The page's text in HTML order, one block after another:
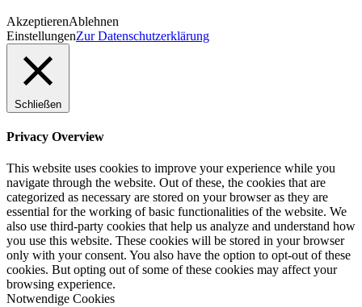
AkzeptierenAblehnen
EinstellungenZur Datenschutzerklärung
Schließen
Privacy Overview
This website uses cookies to improve your experience while you
navigate through the website. Out of these, the cookies that are
categorized as necessary are stored on your browser as they are
essential for the working of basic functionalities of the website. We
also use third-party cookies that help us analyze and understand how
you use this website. These cookies will be stored in your browser
only with your consent. You also have the option to opt-out of these
cookies. But opting out of some of these cookies may affect your
browsing experience.
Notwendige Cookies